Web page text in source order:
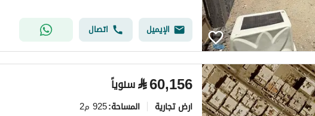
الإيميل اتصال
⃁60,156 سنوياً
ارض تجارية المساحة:925 م2